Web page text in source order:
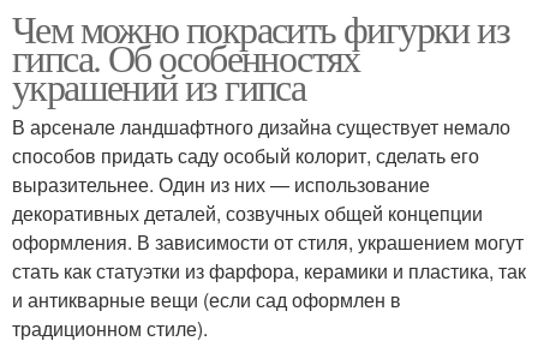
Чем можно покрасить фигурки из
гипса. Об особенностях
украшений из гипса
В арсенале ландшафтного дизайна существует немало
способов придать саду особый колорит, сделать его
выразительнее. Один из них — использование
декоративных деталей, созвучных общей концепции
оформления. В зависимости от стиля, украшением могут
стать как статуэтки из фарфора, керамики и пластика, так
и антикварные вещи (если сад оформлен в
традиционном стиле).